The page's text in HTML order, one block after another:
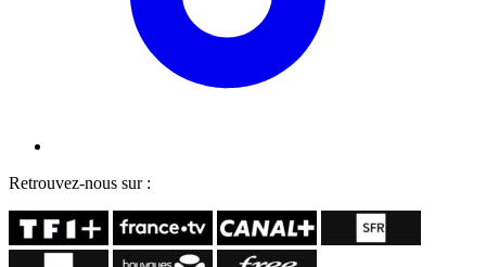
Retrouvez-nous sur :